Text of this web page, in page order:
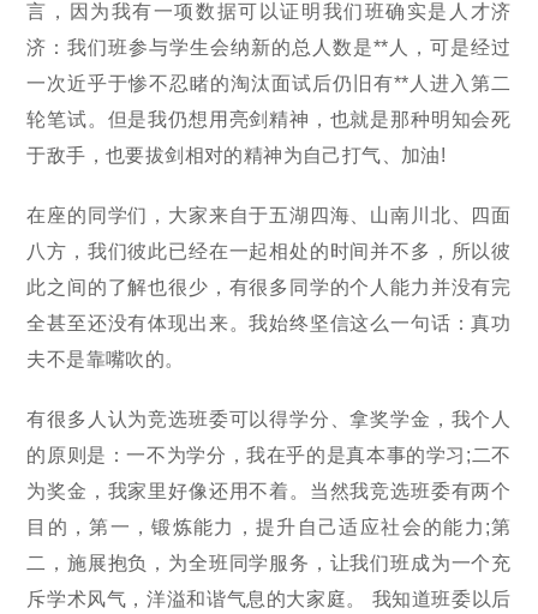
言，因为我有一项数据可以证明我们班确实是人才济
济：我们班参与学生会纳新的总人数是**人，可是经过
一次近乎于惨不忍睹的淘汰面试后仍旧有**人进入第二
轮笔试。但是我仍想用亮剑精神，也就是那种明知会死
于敌手，也要拔剑相对的精神为自己打气、加油!
在座的同学们，大家来自于五湖四海、山南川北、四面
八方，我们彼此已经在一起相处的时间并不多，所以彼
此之间的了解也很少，有很多同学的个人能力并没有完
全甚至还没有体现出来。我始终坚信这么一句话：真功
夫不是靠嘴吹的。
有很多人认为竞选班委可以得学分、拿奖学金，我个人
的原则是：一不为学分，我在乎的是真本事的学习;二不
为奖金，我家里好像还用不着。当然我竞选班委有两个
目的，第一，锻炼能力，提升自己适应社会的能力;第
二，施展抱负，为全班同学服务，让我们班成为一个充
斥学术风气，洋溢和谐气息的大家庭。 我知道班委以后